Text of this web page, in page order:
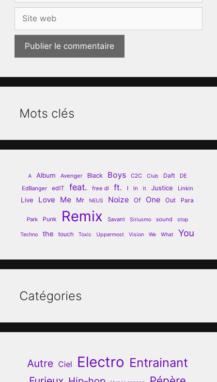
web
Mots clés
A Album Avenger Black Boys C2C Club Daft
DE
EdBanger
edIT feat. free dl ft. I In It Justice Linkin
Live Love Me Mr NEUS Noize Of One Out Para
Park Punk Remix Savant Siriusmo sound stop
Techno the touch Toxic Uppermost Vision We What You
Catégories
Autre Ciel Electro Entrainant